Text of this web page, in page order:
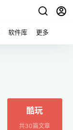
软件库 更多
酷玩
共30篇文章